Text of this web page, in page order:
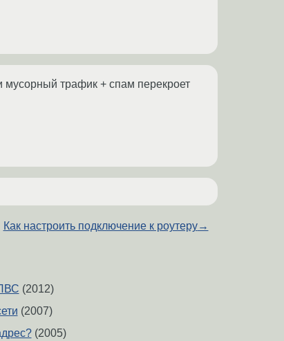
мусорный трафик + спам перекроет
Как настроить подключение к роутеру→
(2012)
(2007)
(2005)